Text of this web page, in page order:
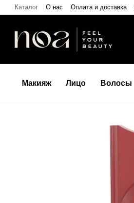
Перейти к основному контенту
Каталог О нас Оплата и доставка
Макияж Лицо Волосы